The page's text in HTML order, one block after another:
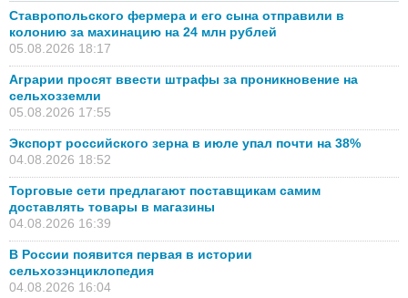
Ставропольского фермера и его сына отправили в
колонию за махинацию на 24 млн рублей
05.08.2026 18:17
Аграрии просят ввести штрафы за проникновение на
сельхозземли
05.08.2026 17:55
Экспорт российского зерна в июле упал почти на 38%
04.08.2026 18:52
Торговые сети предлагают поставщикам самим
доставлять товары в магазины
04.08.2026 16:39
В России появится первая в истории
сельхозэнциклопедия
04.08.2026 16:04